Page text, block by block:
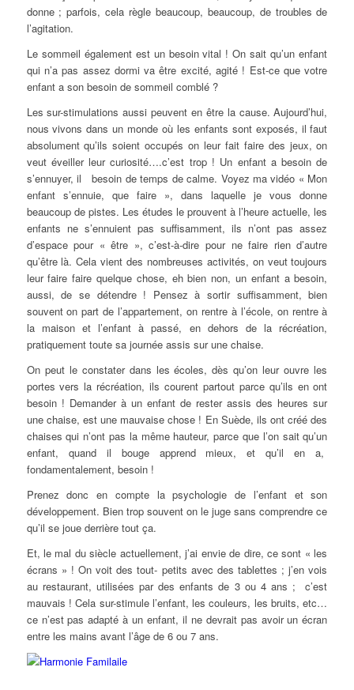
donne ; parfois, cela règle beaucoup, beaucoup, de troubles de
l’agitation.
Le sommeil également est un besoin vital ! On sait qu’un enfant
qui n’a pas assez dormi va être excité, agité ! Est-ce que votre
enfant a son besoin de sommeil comblé ?
Les sur-stimulations aussi peuvent en être la cause. Aujourd’hui,
nous vivons dans un monde où les enfants sont exposés, il faut
absolument qu’ils soient occupés on leur fait faire des jeux, on
veut éveiller leur curiosité….c’est trop ! Un enfant a besoin de
s’ennuyer, il besoin de temps de calme. Voyez ma vidéo « Mon
enfant s’ennuie, que faire », dans laquelle je vous donne
beaucoup de pistes. Les études le prouvent à l’heure actuelle, les
enfants ne s’ennuient pas suffisamment, ils n’ont pas assez
d’espace pour « être », c’est-à-dire pour ne faire rien d’autre
qu’être là. Cela vient des nombreuses activités, on veut toujours
leur faire faire quelque chose, eh bien non, un enfant a besoin,
aussi, de se détendre ! Pensez à sortir suffisamment, bien
souvent on part de l’appartement, on rentre à l’école, on rentre à
la maison et l’enfant à passé, en dehors de la récréation,
pratiquement toute sa journée assis sur une chaise.
On peut le constater dans les écoles, dès qu’on leur ouvre les
portes vers la récréation, ils courent partout parce qu’ils en ont
besoin ! Demander à un enfant de rester assis des heures sur
une chaise, est une mauvaise chose ! En Suède, ils ont créé des
chaises qui n’ont pas la même hauteur, parce que l’on sait qu’un
enfant, quand il bouge apprend mieux, et qu’il en a,
fondamentalement, besoin !
Prenez donc en compte la psychologie de l’enfant et son
développement. Bien trop souvent on le juge sans comprendre ce
qu’il se joue derrière tout ça.
Et, le mal du siècle actuellement, j’ai envie de dire, ce sont « les
écrans » ! On voit des tout- petits avec des tablettes ; j’en vois
au restaurant, utilisées par des enfants de 3 ou 4 ans ; c’est
mauvais ! Cela sur-stimule l’enfant, les couleurs, les bruits, etc…
ce n’est pas adapté à un enfant, il ne devrait pas avoir un écran
entre les mains avant l’âge de 6 ou 7 ans.